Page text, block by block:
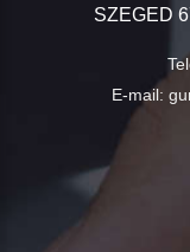
SZEGED
E-mail: